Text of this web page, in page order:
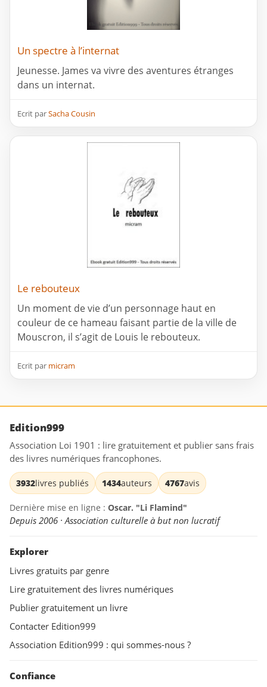
Un spectre à l’internat
Jeunesse. James va vivre des aventures étranges
dans un internat.
Ecrit parSacha Cousin
Le rebouteux
Un moment de vie d’un personnage haut en
couleur de ce hameau faisant partie de la ville de
Mouscron, il s’agit de Louis le rebouteux.
Ecrit par micram
Edition999
Association Loi 1901 : lire gratuitement et publier sans frais
des livres numériques francophones.
3932livres publiés 1434auteurs 4767avis
Dernière mise en ligne : Oscar. "Li Flamind"
Depuis 2006 · Association culturelle à but non lucratif
Explorer
Livres gratuits par genre
Lire gratuitement des livres numériques
Publier gratuitement un livre
Contacter Edition999
Association Edition999 : qui sommes-nous ?
Confiance